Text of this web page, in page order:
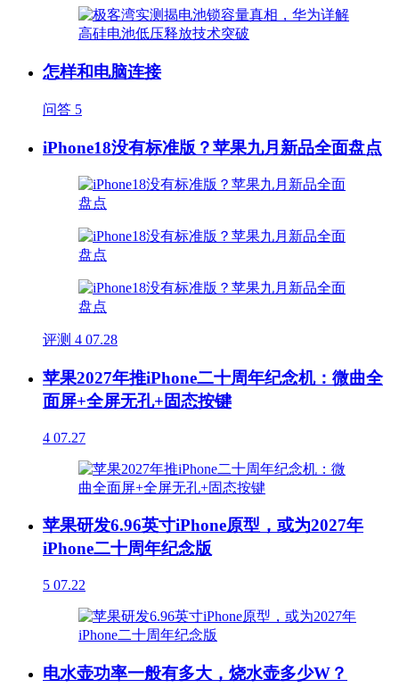
怎样和电脑连接
问答 5
iPhone18没有标准版？苹果九月新品全面盘点
评测 4 07.28
苹果2027年推iPhone二十周年纪念机：微曲全
面屏+全屏无孔+固态按键
4 07.27
苹果研发6.96英寸iPhone原型，或为2027年
iPhone二十周年纪念版
5 07.22
电水壶功率一般有多大，烧水壶多少W？